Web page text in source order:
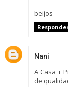
beijos
Nani
A Casa +
de